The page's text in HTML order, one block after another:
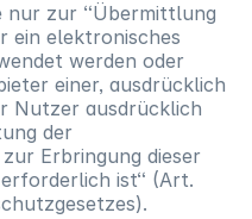
nur zur “Übermittlung
ein elektronisches
werden oder
einer, ausdrücklich
Nutzer ausdrücklich
der
Erbringung dieser
ist“ (Art.